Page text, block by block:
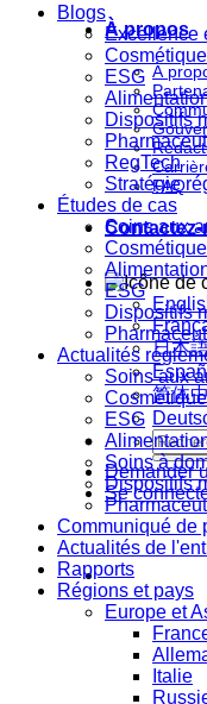
À propos
À
FAQ
日本
简体
Demander
Se
Blogs
Excellence
ESG
Dispositifs
RegTech
Stratégie
Études de cas
Soins aux
ESG
Dispositifs
Actualités
Soins aux
ESG
Soins à
Dispositifs
Communiqué de
Actualités de
Rapports
Régions et pays
Europe et
Italie